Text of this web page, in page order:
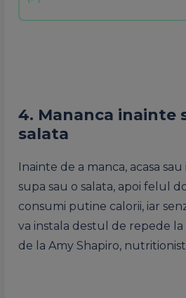
4. Mananca inainte
salata
Inainte de a manca, acasa sau
supa sau o salata, apoi felul
consumi putine calorii, iar
va instala destul de repede la
de la Amy Shapiro,